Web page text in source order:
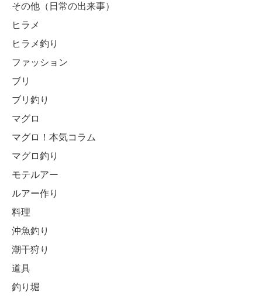
その他（日常の出来事）
ヒラメ
ヒラメ釣り
ファッション
ブリ
ブリ釣り
マグロ
マグロ！本気コラム
マグロ釣り
モテルアー
ルアー作り
料理
沖魚釣り
潮干狩り
道具
釣り堀